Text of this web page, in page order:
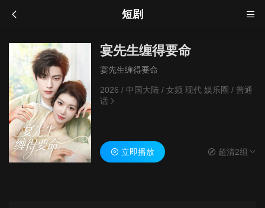
短剧
宴先生缠得要命
宴先生缠得要命
2026 / 中国大陆 / 女频 现代 娱乐圈/ 普通
话
立即播放 超清2组